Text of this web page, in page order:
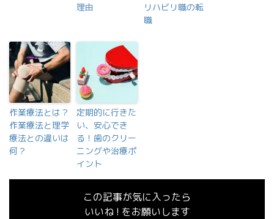
理由
リハビリ職の転
職
作業療法とは？
作業療法と理学
療法との違いは
何？
定期的に行きた
い、安心でき
る！歯のクリー
ニングや治療ポ
イント
この記事が気に入ったら
いいね ! をお願いします